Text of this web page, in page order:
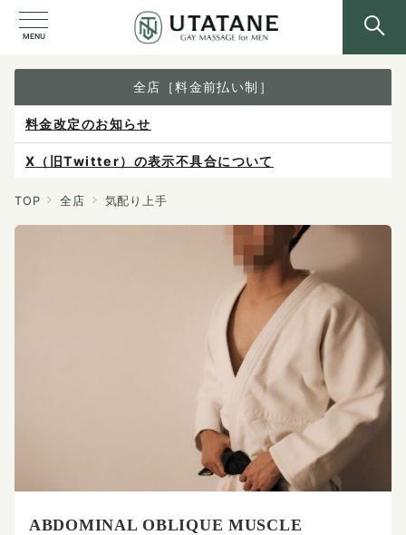
MENU
全店［料金前払い制］
料金改定のお知らせ
X（旧Twitter）の表示不具合について
ご予約は各店へ直接お問い合わせください。
TOP 全店 気配り上手
ABDOMINAL OBLIQUE MUSCLE